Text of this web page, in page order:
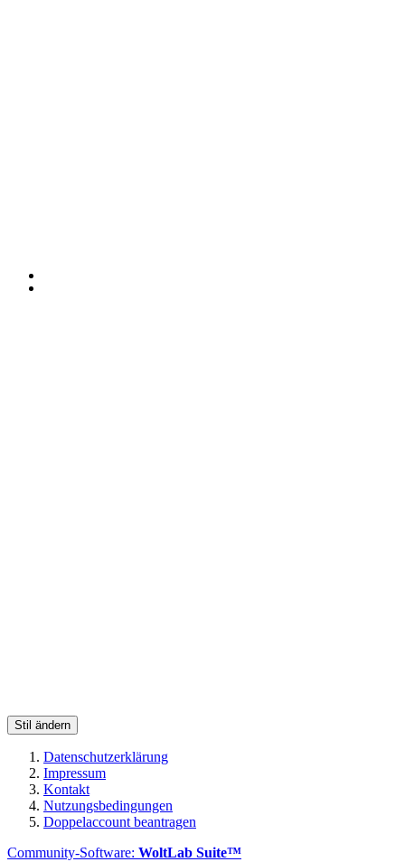
Stil ändern
Datenschutzerklärung
Impressum
Kontakt
Nutzungsbedingungen
Doppelaccount beantragen
Community-Software: WoltLab Suite™